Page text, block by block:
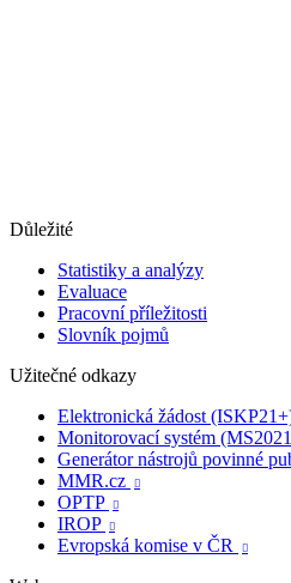
Důležité
Statistiky a analýzy
Evaluace
Pracovní příležitosti
Slovník pojmů
Užitečné odkazy
Elektronická žádost
Monitorovací systém
Generátor nástrojů povinné
MMR.cz 
OPTP 
IROP 
Evropská komise v ČR 